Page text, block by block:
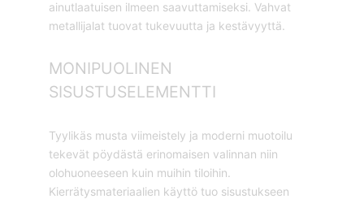
ainutlaatuisen ilmeen saavuttamiseksi. Vahvat
metallijalat tuovat tukevuutta ja kestävyyttä.
MONIPUOLINEN
SISUSTUSELEMENTTI
Tyylikäs musta viimeistely ja moderni muotoilu
tekevät pöydästä erinomaisen valinnan niin
olohuoneeseen kuin muihin tiloihin.
Kierrätysmateriaalien käyttö tuo sisustukseen